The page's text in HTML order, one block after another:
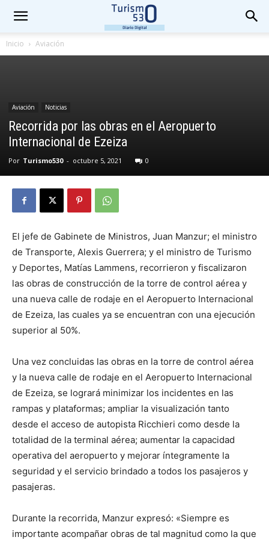
Inicio Aviación
Aviación Noticias
Recorrida por las obras en el Aeropuerto
Internacional de Ezeiza
Por Turismo530 - octubre 5, 2021 0
El jefe de Gabinete de Ministros, Juan Manzur; el ministro
de Transporte, Alexis Guerrera; y el ministro de Turismo
y Deportes, Matías Lammens, recorrieron y fiscalizaron
las obras de construcción de la torre de control aérea y
una nueva calle de rodaje en el Aeropuerto Internacional
de Ezeiza, las cuales ya se encuentran con una ejecución
superior al 50%.
Una vez concluidas las obras en la torre de control aérea
y la nueva calle de rodaje en el Aeropuerto Internacional
de Ezeiza, se logrará minimizar los incidentes en las
rampas y plataformas; ampliar la visualización tanto
desde el acceso de autopista Ricchieri como desde la
totalidad de la terminal aérea; aumentar la capacidad
operativa del aeropuerto y mejorar íntegramente la
seguridad y el servicio brindado a todos los pasajeros y
pasajeras.
Durante la recorrida, Manzur expresó: «Siempre es
importante acompañar obras de tal magnitud como la que